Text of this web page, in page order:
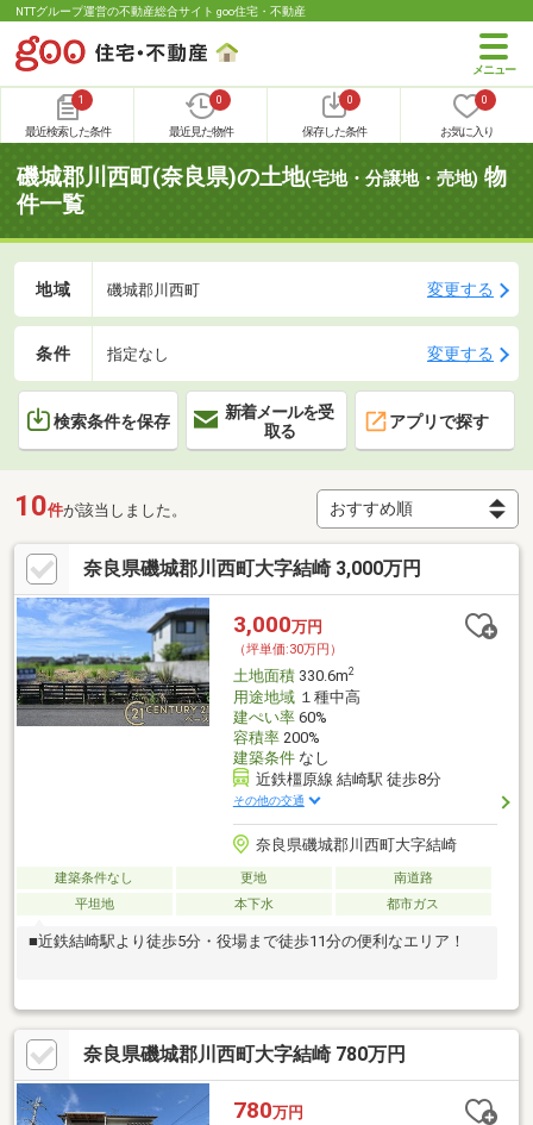
NTTグループ運営の不動産総合サイト goo住宅・不動産
1
最近検索した条件
0
最近見た物件
0
保存した条件
0
お気に入り
磯城郡川西町(奈良県)の土地(宅地・分譲地・売地) 物
件一覧
地域 磯城郡川西町 変更する
条件 指定なし 変更する
検索条件を保存
新着メールを受
取る
アプリで探す
10件が該当しました。
奈良県磯城郡川西町大字結崎 3,000万円
3,000万円
（坪単価:30万円）
土地面積330.6m2
用途地域１種中高
建ぺい率60%
容積率200%
建築条件なし
近鉄橿原線 結崎駅 徒歩8分
その他の交通
奈良県磯城郡川西町大字結崎
建築条件なし 更地
南道路
平坦地
本下水 都市ガス
■近鉄結崎駅より徒歩5分・役場まで徒歩11分の便利なエリア！
奈良県磯城郡川西町大字結崎 780万円
780万円